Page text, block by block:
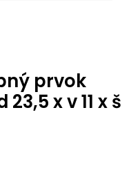
prvok
23,5 x v 11 x š